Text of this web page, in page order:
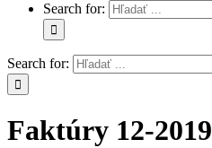
Search for:
Search for:
Faktúry 12-2019